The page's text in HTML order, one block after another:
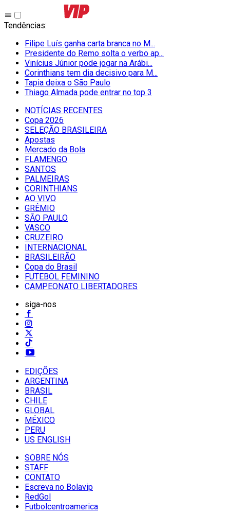
Tendências:
Filipe Luís ganha carta branca no M...
Presidente do Remo solta o verbo ap...
Vinícius Júnior pode jogar na Arábi...
Corinthians tem dia decisivo para M...
Tapia deixa o São Paulo
Thiago Almada pode entrar no top 3
NOTÍCIAS RECENTES
Copa 2026
SELEÇÃO BRASILEIRA
Apostas
Mercado da Bola
FLAMENGO
SANTOS
PALMEIRAS
CORINTHIANS
AO VIVO
GRÊMIO
SĀO PAULO
VASCO
CRUZEIRO
INTERNACIONAL
BRASILEIRÃO
Copa do Brasil
FUTEBOL FEMININO
CAMPEONATO LIBERTADORES
siga-nos
EDIÇÕES
ARGENTINA
BRASIL
CHILE
GLOBAL
MÉXICO
PERU
US ENGLISH
SOBRE NÓS
STAFF
CONTATO
Escreva no Bolavip
RedGol
Futbolcentroamerica